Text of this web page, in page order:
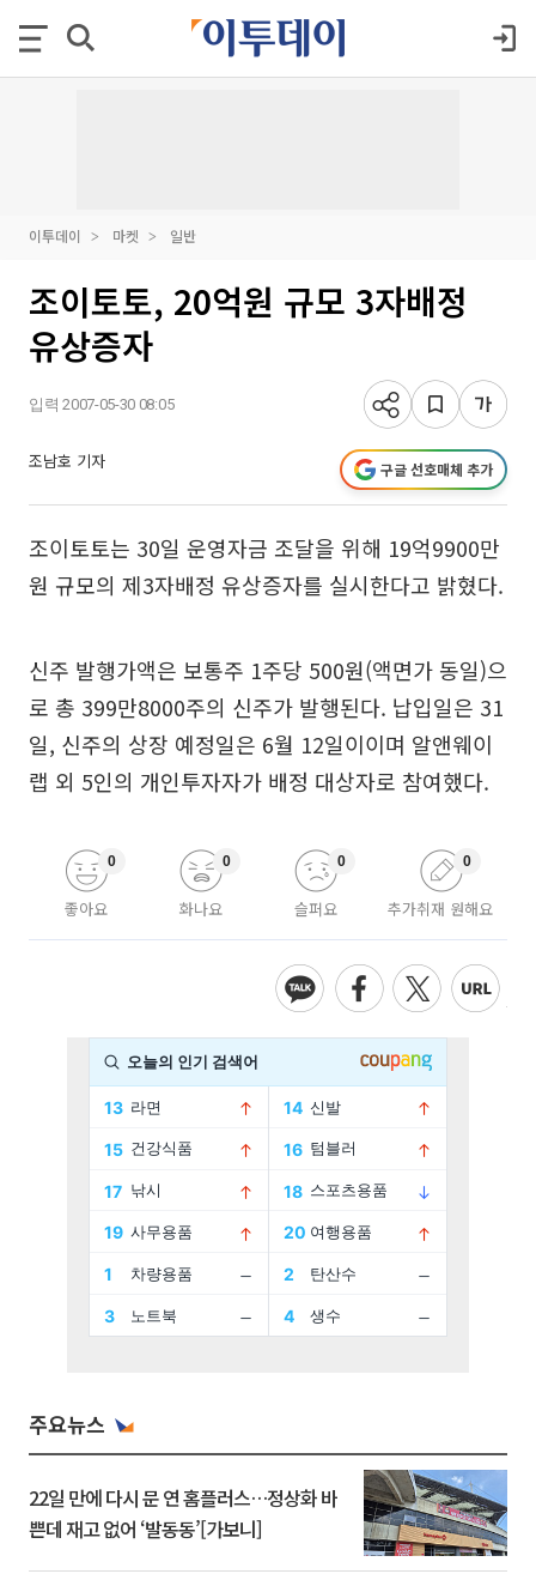
이투데이 마켓 일반
조이토토, 20억원 규모 3자배정
유상증자
입력 2007-05-30 08:05
조남호 기자 구글 선호매체 추가
조이토토는 30일 운영자금 조달을 위해 19억9900만
원 규모의 제3자배정 유상증자를 실시한다고 밝혔다.
신주 발행가액은 보통주 1주당 500원(액면가 동일)으
로 총 399만8000주의 신주가 발행된다. 납입일은 31
일, 신주의 상장 예정일은 6월 12일이이며 알앤웨이
랩 외 5인의 개인투자자가 배정 대상자로 참여했다.
좋아요
0
화나요
0
슬퍼요
0
추가취재 원해요
0
주요뉴스
22일 만에 다시 문 연 홈플러스…정상화 바
쁜데 재고 없어 ‘발동동’[가보니]